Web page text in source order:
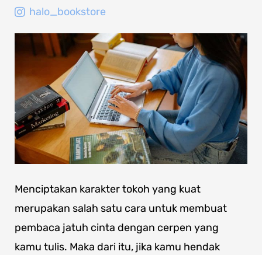
halo_bookstore
Menciptakan karakter tokoh yang kuat
merupakan salah satu cara untuk membuat
pembaca jatuh cinta dengan cerpen yang
kamu tulis. Maka dari itu, jika kamu hendak